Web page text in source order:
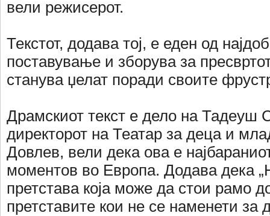
вели режисерот.
Текстот, додава тој, е еден од
поставување и зборува за
станува џелат поради своите
Драмскиот текст е дело на Тадеуш
директорот на Театар за деца и
Довлев, вели дека ова е
моментов во Европа. Додава дека
претстава која може да стои рамо
претставите кои не се наменети за